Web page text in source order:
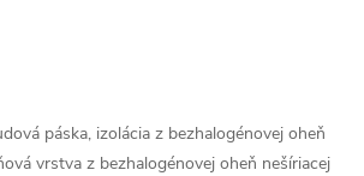
páska, izolácia z bezhalogénovej oheň
vrstva z bezhalogénovej oheň nešíriacej